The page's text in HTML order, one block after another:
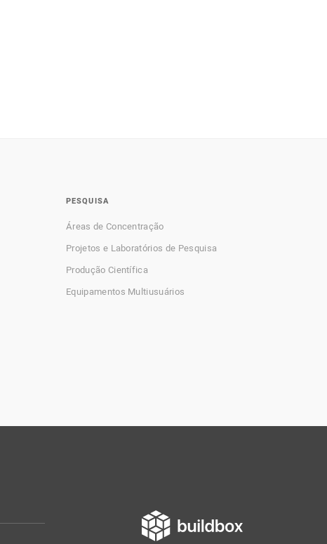
PESQUISA
Áreas de Concentração
Projetos e Laboratórios de Pesquisa
Produção Científica
Equipamentos Multiusuários